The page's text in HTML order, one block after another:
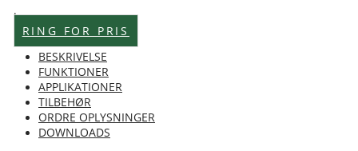
Lagervare
RING FOR PRIS
BESKRIVELSE
FUNKTIONER
APPLIKATIONER
TILBEHØR
ORDRE OPLYSNINGER
DOWNLOADS